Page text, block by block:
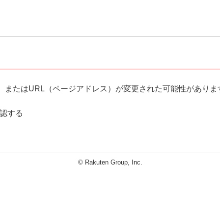
たはURL（ページアドレス）が変更された可能性がありま
する
© Rakuten Group, Inc.